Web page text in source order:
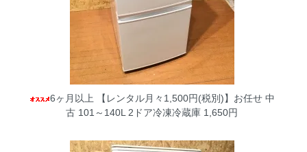
6ヶ月以上 【レンタル月々1,500円(税別)】お任せ 中
古 101～140L 2ドア冷凍冷蔵庫 1,650円